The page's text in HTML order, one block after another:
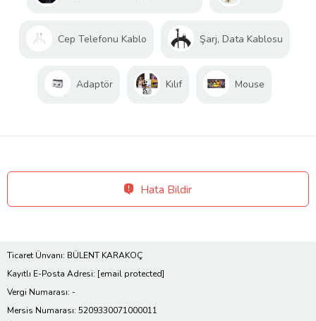
Cep Telefonu Kablo Şarj, Data Kablosu
Adaptör Kılıf Mouse
Hata Bildir
Ticaret Ünvanı: BÜLENT KARAKOÇ
Kayıtlı E-Posta Adresi: [email protected]
Vergi Numarası: -
Mersis Numarası: 5209330071000011